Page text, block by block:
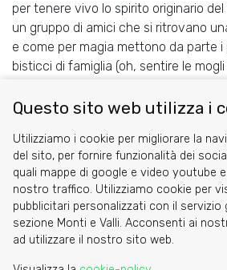
per tenere vivo lo spirito originario
un gruppo di amici che si ritrovano
e come per magia mettono da parte i
bisticci di famiglia (oh, sentire le
si divertono.
ShareFacebook
Twitter
Cookie
Privacy Policy
Questo sito web utilizza i
Utilizziamo i cookie per migliorare la
del sito, per fornire funzionalità dei
quali mappe di google e video youtube e
nostro traffico. Utilizziamo cookie per
pubblicitari personalizzati con il servizio
sezione Monti e Valli. Acconsenti ai
ad utilizzare il nostro sito web.